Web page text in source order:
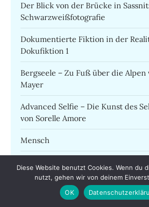
Der Blick von der Brücke in
Schwarzweißfotografie
Dokumentierte Fiktion in der
Dokufiktion 1
Bergseele – Zu Fuß über die
Mayer
Advanced Selfie – Die Kunst des
von Sorelle Amore
Mensch
gestaltete Kunst der Wirklichkeit
Fotografie und Recht im Fokus von
Diese Website benutzt Cookies. Wenn du
nutzt, gehen wir von deinem
OK